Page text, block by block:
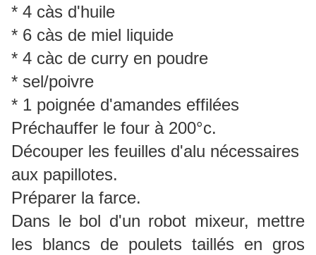
* 4 càs d'huile
* 6 càs de miel liquide
* 4 càc de curry en poudre
* sel/poivre
* 1 poignée d'amandes effilées
Préchauffer le four à 200°c.
Découper les feuilles d'alu nécessaires
aux papillotes.
Préparer la farce.
Dans le bol d'un robot mixeur, mettre
les blancs de poulets taillés en gros